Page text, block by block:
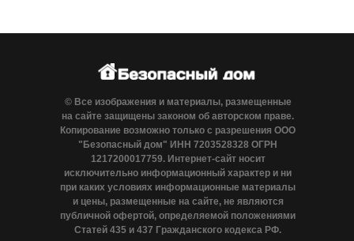
© Все изображения и материалы, размещенные
на сайте защищены законом об авторском праве.
Копирование возможно только с разрешения ООО
"Безопасный дом" ИНН 7203528328 ОГРН
1217200017759. Интернет-сайт носит
исключительно информационный характер и ни
при каких условиях информационные материалы
и цены, размещенные на сайте, не являются
публичной офертой, определяемой положениями
Статей 435 и 437 Гражданского кодекса РФ.